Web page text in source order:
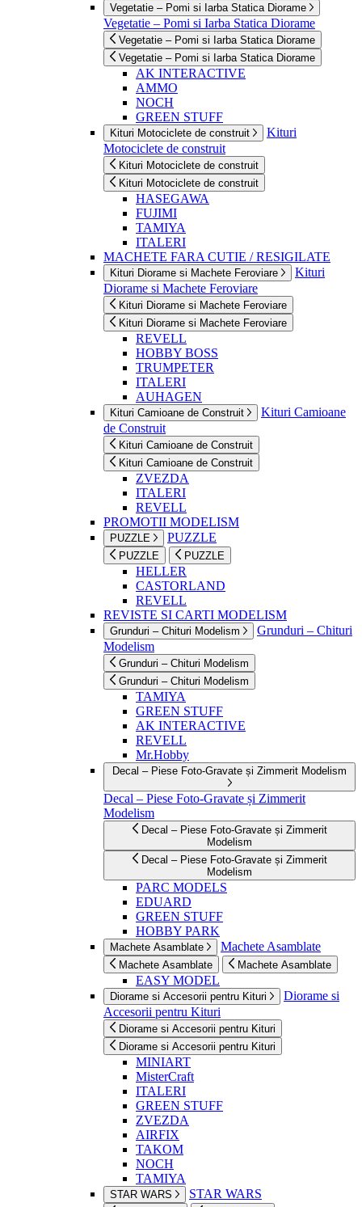
Vegetatie – Pomi si Iarba Statica Diorame
Vegetatie – Pomi si Iarba Statica Diorame
Vegetatie – Pomi si Iarba Statica Diorame
Vegetatie – Pomi si Iarba Statica Diorame
AK INTERACTIVE
AMMO
NOCH
GREEN STUFF
Kituri Motociclete de construit
Kituri
Motociclete de construit
Kituri Motociclete de construit
Kituri Motociclete de construit
HASEGAWA
FUJIMI
TAMIYA
ITALERI
MACHETE FARA CUTIE / RESIGILATE
Kituri Diorame si Machete Feroviare
Kituri
Diorame si Machete Feroviare
Kituri Diorame si Machete Feroviare
Kituri Diorame si Machete Feroviare
REVELL
HOBBY BOSS
TRUMPETER
ITALERI
AUHAGEN
Kituri Camioane de Construit
Kituri Camioane
de Construit
Kituri Camioane de Construit
Kituri Camioane de Construit
ZVEZDA
ITALERI
REVELL
PROMOTII MODELISM
PUZZLE PUZZLE
PUZZLE PUZZLE
HELLER
CASTORLAND
REVELL
REVISTE SI CARTI MODELISM
Grunduri – Chituri Modelism
Grunduri – Chituri
Modelism
Grunduri – Chituri Modelism
Grunduri – Chituri Modelism
TAMIYA
GREEN STUFF
AK INTERACTIVE
REVELL
Mr.Hobby
Decal – Piese Foto-Gravate și Zimmerit Modelism
Decal – Piese Foto-Gravate și Zimmerit
Modelism
Decal – Piese Foto-Gravate și Zimmerit
Modelism
Decal – Piese Foto-Gravate și Zimmerit
Modelism
PARC MODELS
EDUARD
GREEN STUFF
HOBBY PARK
Machete Asamblate Machete Asamblate
Machete Asamblate Machete Asamblate
EASY MODEL
Diorame si Accesorii pentru Kituri
Diorame si
Accesorii pentru Kituri
Diorame si Accesorii pentru Kituri
Diorame si Accesorii pentru Kituri
MINIART
MisterCraft
ITALERI
GREEN STUFF
ZVEZDA
AIRFIX
TAKOM
NOCH
TAMIYA
STAR WARS STAR WARS